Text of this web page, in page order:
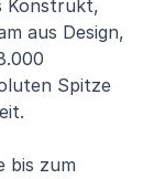
Konstrukt,
aus Design,
Spitze
bis zum